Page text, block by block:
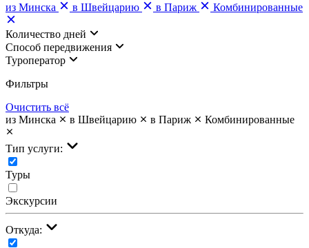
из Минска
в Швейцарию в Париж Комбинированные
Количество дней
Cпособ передвижения
Туроператор
Фильтры
Очистить всё
из Минска
в Швейцарию в Париж Комбинированные
Тип услуги:
Туры
Экскурсии
Откуда: